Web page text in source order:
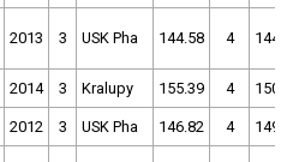
2013 3 USK Pha 144.58 4
2014 3 Kralupy 155.39 4
2012 3 USK Pha 146.82 4